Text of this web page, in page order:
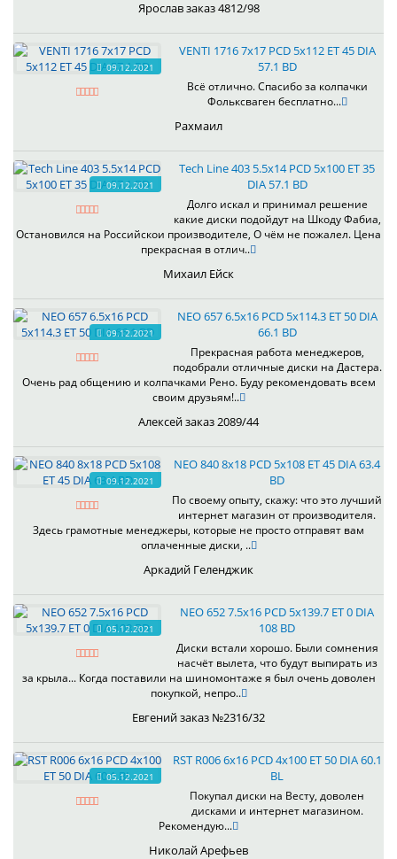
Ярослав заказ 4812/98
09.12.2021
VENTI 1716 7x17 PCD 5x112 ET 45 DIA
57.1 BD
Всё отлично. Спасибо за колпачки
Фольксваген бесплатно...
Рахмаил
09.12.2021
Tech Line 403 5.5x14 PCD 5x100 ET 35
DIA 57.1 BD
Долго искал и принимал решение
какие диски подойдут на Шкоду Фабиа,
Остановился на Российскои производителе, О чём не пожалел. Цена
прекрасная в отлич..
Михаил Ейск
09.12.2021
NEO 657 6.5x16 PCD 5x114.3 ET 50 DIA
66.1 BD
Прекрасная работа менеджеров,
подобрали отличные диски на Дастера.
Очень рад общению и колпачками Рено. Буду рекомендовать всем
своим друзьям!..
Алексей заказ 2089/44
09.12.2021
NEO 840 8x18 PCD 5x108 ET 45 DIA 63.4
BD
По своему опыту, скажу: что это лучший
интернет магазин от производителя.
Здесь грамотные менеджеры, которые не просто отправят вам
оплаченные диски, ..
Аркадий Геленджик
05.12.2021
NEO 652 7.5x16 PCD 5x139.7 ET 0 DIA
108 BD
Диски встали хорошо. Были сомнения
насчёт вылета, что будут выпирать из
за крыла... Когда поставили на шиномонтаже я был очень доволен
покупкой, непро..
Евгений заказ №2316/32
05.12.2021
RST R006 6x16 PCD 4x100 ET 50 DIA 60.1
BL
Покупал диски на Весту, доволен
дисками и интернет магазином.
Рекомендую...
Николай Арефьев